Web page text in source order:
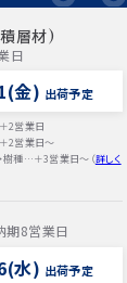
層材)
日
金) 出荷予定
2営業日
2営業日～
樹種…＋3営業日～（詳しく
期8営業日
水) 出荷予定